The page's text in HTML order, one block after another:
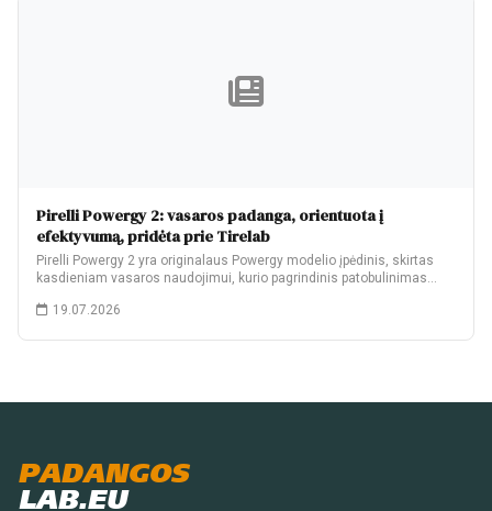
Pirelli Powergy 2: vasaros padanga, orientuota į
efektyvumą, pridėta prie Tirelab
Pirelli Powergy 2 yra originalaus Powergy modelio įpėdinis, skirtas
kasdieniam vasaros naudojimui, kurio pagrindinis patobulinimas…
19.07.2026
PADANGOS
LAB.EU